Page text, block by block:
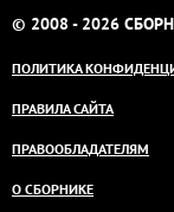
© 2008 - 2026
ПОЛИТИКА
ПРАВИЛА САЙТА
ПРАВООБЛАДАТЕЛЯМ
О СБОРНИКЕ